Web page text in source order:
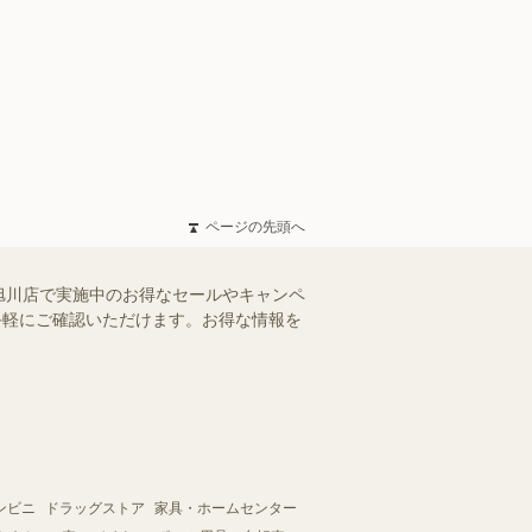
ページの先頭へ
店で実施中のお得なセールやキャンペ
にご確認いただけます。お得な情報を
ビニ ドラッグストア
家具・ホームセンター